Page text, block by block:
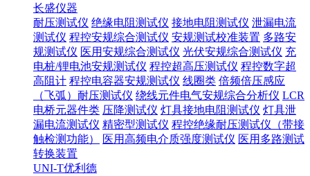
长盛仪器
耐压测试仪 绝缘电阻测试仪 接地电阻测试仪 泄漏电流
测试仪 程控安规综合测试仪 安规测试校准装置 多路安
规测试仪 医用安规综合测试仪 光伏安规综合测试仪 充
电桩/锂电池安规测试仪 程控超高压测试仪 程控数字超
高阻计 程控电容器安规测试仪 线圈类 倍频倍压感应
（飞弧）耐压测试仪 绕线元件电气安规综合分析仪 LCR
电桥元器件类 压降测试仪 灯具接地电阻测试仪 灯具泄
漏电流测试仪 精密型测试仪 程控绝缘耐压测试仪（带接
触检测功能）
医用高频电介质强度测试仪 医用多路测试
转换装置
UNI-T优利德